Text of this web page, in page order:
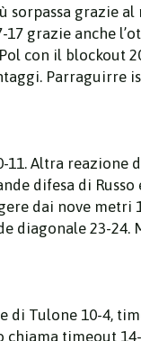
sorpassa grazie
grazie anche
con il blockout
Parraguirre
Altra reazione
difesa di
dai nove metri
diagonale 23-24.
di Tulone 10-4,
chiama timeout